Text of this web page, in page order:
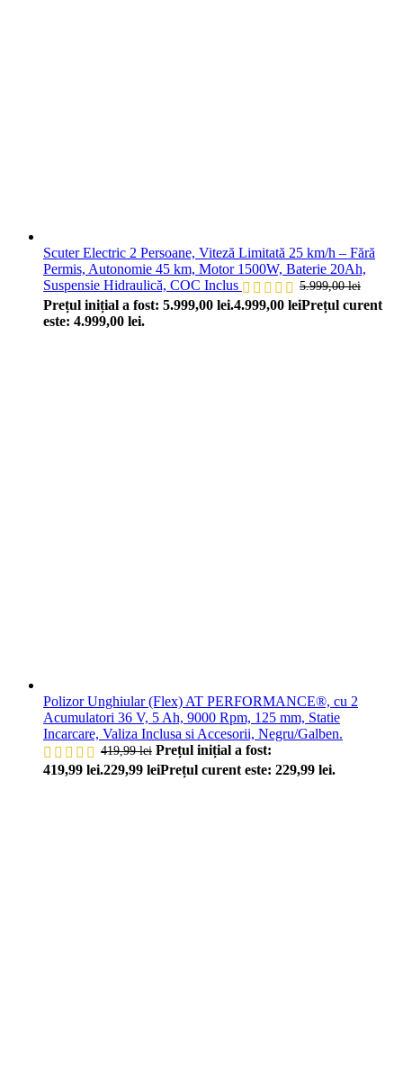
Scuter Electric 2 Persoane, Viteză Limitată 25 km/h – Fără
Permis, Autonomie 45 km, Motor 1500W, Baterie 20Ah,
Suspensie Hidraulică, COC Inclus
5.999,00lei
Prețul inițial a fost: 5.999,00 lei.4.999,00 leiPrețul curent
este: 4.999,00 lei.
Polizor Unghiular (Flex) AT PERFORMANCE®, cu 2
Acumulatori 36 V, 5 Ah, 9000 Rpm, 125 mm, Statie
Incarcare, Valiza Inclusa si Accesorii, Negru/Galben.
419,99lei Prețul inițial a fost:
419,99 lei.229,99 leiPrețul curent este: 229,99 lei.